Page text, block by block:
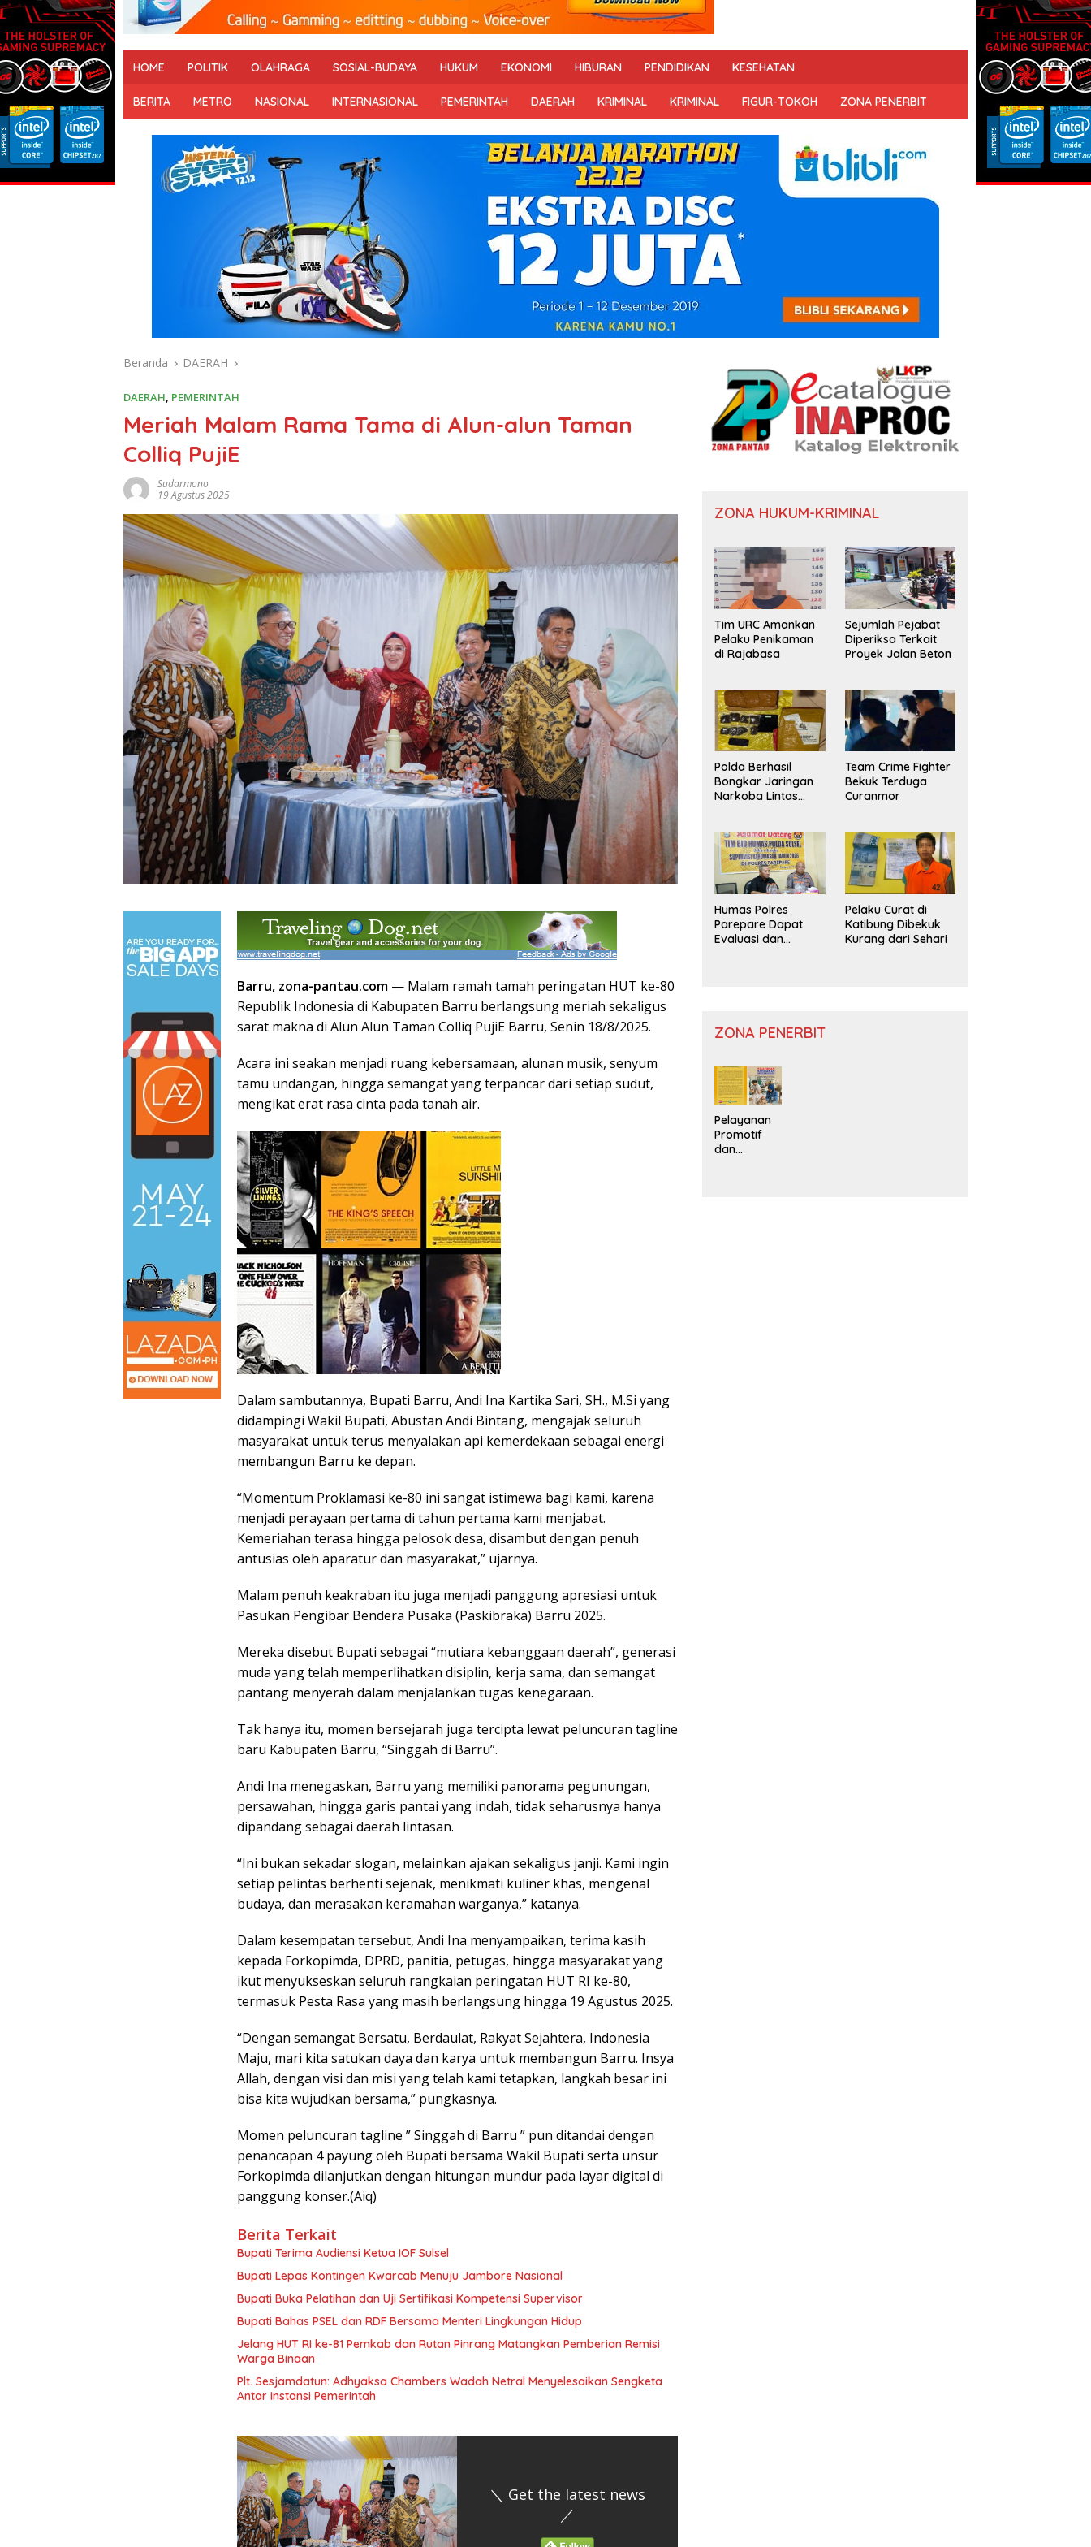
HOME POLITIK OLAHRAGA SOSIAL-BUDAYA HUKUM EKONOMI HIBURAN PENDIDIKAN KESEHATAN
BERITA METRO NASIONAL INTERNASIONAL PEMERINTAH DAERAH KRIMINAL KRIMINAL FIGUR-TOKOH ZONA PENERBIT
Beranda DAERAH
DAERAH, PEMERINTAH
Meriah Malam Rama Tama di Alun-alun Taman
Colliq PujiE
Sudarmono
19 Agustus 2025
Barru, zona-pantau.com — Malam ramah tamah peringatan HUT ke-80
Republik Indonesia di Kabupaten Barru berlangsung meriah sekaligus
sarat makna di Alun Alun Taman Colliq PujiE Barru, Senin 18/8/2025.
Acara ini seakan menjadi ruang kebersamaan, alunan musik, senyum
tamu undangan, hingga semangat yang terpancar dari setiap sudut,
mengikat erat rasa cinta pada tanah air.
Dalam sambutannya, Bupati Barru, Andi Ina Kartika Sari, SH., M.Si yang
didampingi Wakil Bupati, Abustan Andi Bintang, mengajak seluruh
masyarakat untuk terus menyalakan api kemerdekaan sebagai energi
membangun Barru ke depan.
“Momentum Proklamasi ke-80 ini sangat istimewa bagi kami, karena
menjadi perayaan pertama di tahun pertama kami menjabat.
Kemeriahan terasa hingga pelosok desa, disambut dengan penuh
antusias oleh aparatur dan masyarakat,” ujarnya.
Malam penuh keakraban itu juga menjadi panggung apresiasi untuk
Pasukan Pengibar Bendera Pusaka (Paskibraka) Barru 2025.
Mereka disebut Bupati sebagai “mutiara kebanggaan daerah”, generasi
muda yang telah memperlihatkan disiplin, kerja sama, dan semangat
pantang menyerah dalam menjalankan tugas kenegaraan.
Tak hanya itu, momen bersejarah juga tercipta lewat peluncuran tagline
baru Kabupaten Barru, “Singgah di Barru”.
Andi Ina menegaskan, Barru yang memiliki panorama pegunungan,
persawahan, hingga garis pantai yang indah, tidak seharusnya hanya
dipandang sebagai daerah lintasan.
“Ini bukan sekadar slogan, melainkan ajakan sekaligus janji. Kami ingin
setiap pelintas berhenti sejenak, menikmati kuliner khas, mengenal
budaya, dan merasakan keramahan warganya,” katanya.
Dalam kesempatan tersebut, Andi Ina menyampaikan, terima kasih
kepada Forkopimda, DPRD, panitia, petugas, hingga masyarakat yang
ikut menyukseskan seluruh rangkaian peringatan HUT RI ke-80,
termasuk Pesta Rasa yang masih berlangsung hingga 19 Agustus 2025.
“Dengan semangat Bersatu, Berdaulat, Rakyat Sejahtera, Indonesia
Maju, mari kita satukan daya dan karya untuk membangun Barru. Insya
Allah, dengan visi dan misi yang telah kami tetapkan, langkah besar ini
bisa kita wujudkan bersama,” pungkasnya.
Momen peluncuran tagline ” Singgah di Barru ” pun ditandai dengan
penancapan 4 payung oleh Bupati bersama Wakil Bupati serta unsur
Forkopimda dilanjutkan dengan hitungan mundur pada layar digital di
panggung konser.(Aiq)
Berita Terkait
Bupati Terima Audiensi Ketua IOF Sulsel
Bupati Lepas Kontingen Kwarcab Menuju Jambore Nasional
Bupati Buka Pelatihan dan Uji Sertifikasi Kompetensi Supervisor
Bupati Bahas PSEL dan RDF Bersama Menteri Lingkungan Hidup
Jelang HUT RI ke-81 Pemkab dan Rutan Pinrang Matangkan Pemberian Remisi
Warga Binaan
Plt. Sesjamdatun: Adhyaksa Chambers Wadah Netral Menyelesaikan Sengketa
Antar Instansi Pemerintah
＼ Get the latest news
／
ZONA HUKUM-KRIMINAL
Tim URC Amankan
Pelaku Penikaman
di Rajabasa
Sejumlah Pejabat
Diperiksa Terkait
Proyek Jalan Beton
Polda Berhasil
Bongkar Jaringan
Narkoba Lintas
Team Crime Fighter
Bekuk Terduga
Curanmor
Humas Polres
Parepare Dapat
Evaluasi dan
Pelaku Curat di
Katibung Dibekuk
Kurang dari Sehari
ZONA PENERBIT
Pelayanan
Promotif
dan